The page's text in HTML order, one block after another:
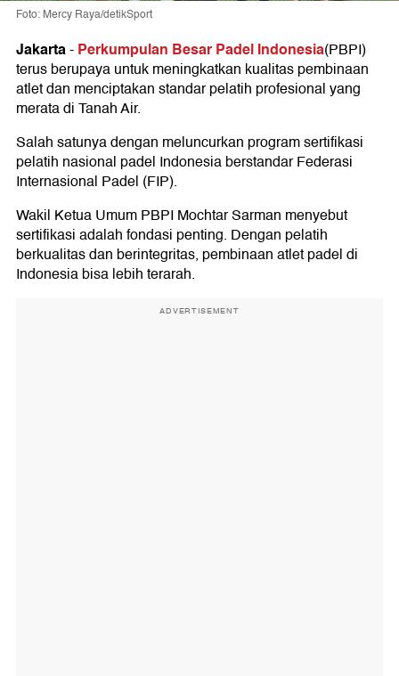
Foto: Mercy Raya/detikSport
Jakarta-Perkumpulan Besar Padel Indonesia(PBPI)
terus berupaya untuk meningkatkan kualitas pembinaan
atlet dan menciptakan standar pelatih profesional yang
merata di Tanah Air.
Salah satunya dengan meluncurkan program sertifikasi
pelatih nasional padel Indonesia berstandar Federasi
Internasional Padel (FIP).
Wakil Ketua Umum PBPI Mochtar Sarman menyebut
sertifikasi adalah fondasi penting. Dengan pelatih
berkualitas dan berintegritas, pembinaan atlet padel di
Indonesia bisa lebih terarah.
ADVERTISEMENT